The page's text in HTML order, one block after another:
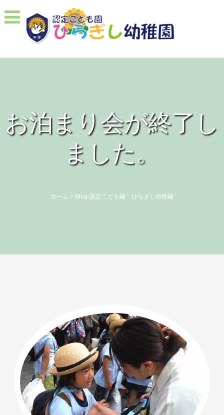
お泊まり会が終了し
ました。
ホーム > Blog-認定こども園 ひらぎし幼稚園